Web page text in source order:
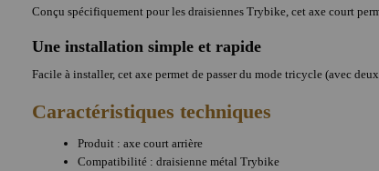
Conçu spécifiquement pour les draisiennes Trybike, cet axe court
Une installation simple et rapide
Facile à installer, cet axe permet de passer du mode tricycle (avec
Caractéristiques techniques
Produit : axe court arrière
Compatibilité : draisienne métal Trybike